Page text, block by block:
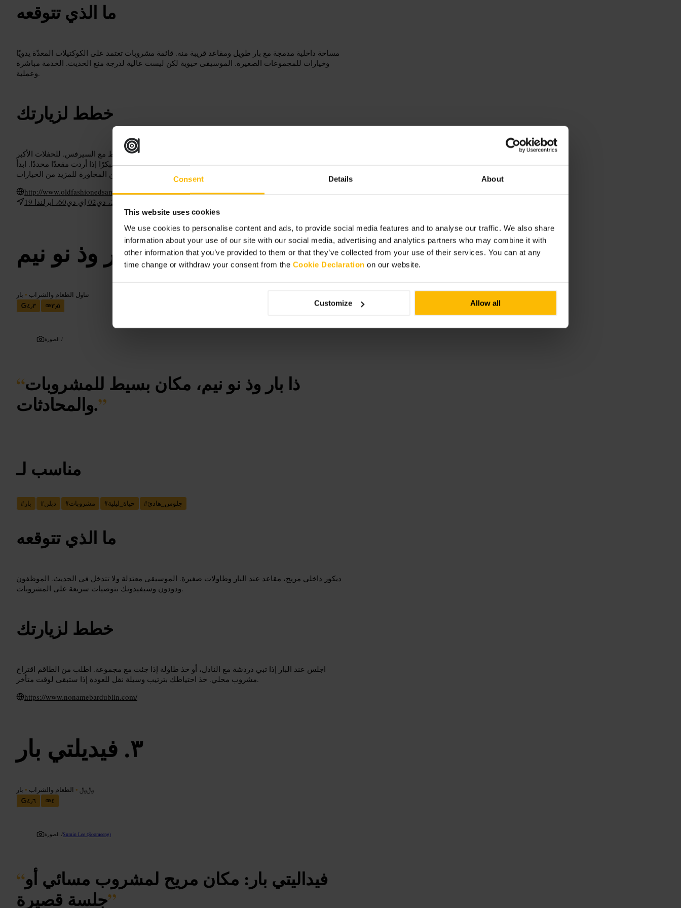
Consent Details About
This website uses cookies
We use cookies to personalise content and ads, to provide social media features and to analyse our traffic. We also share
information about your use of our site with our social media, advertising and analytics partners who may combine it with
other information that you’ve provided to them or that they’ve collected from your use of their services. You can at any
time change or withdraw your consent from the Cookie Declaration on our website.
Customize Allow all
ما الذي تتوقعه
مساحة داخلية مدمجة مع بار طويل ومقاعد قريبة منه. قائمة مشروبات تعتمد على الكوكتيلات المعدّة يدويًا
وخيارات للمجموعات الصغيرة. الموسيقى حيوية لكن ليست عالية لدرجة منع الحديث. الخدمة مباشرة
وعملية.
خطط لزيارتك
تعال مع مجموعة صغيرة أو بمفردك، استهدف المقاعد قرب البار للانخراط مع السيرفس. للحفلات الأكبر
اطلب مكان مسبقًا إن أمكن. ارتدِ ملابس كاجوال ذكية، وخطط للوصول مبكرًا إذا أردت مقعدًا محددًا. ابدأ
http://www.oldfashionedsams.ie/
ذا بار وذ نو نيم
تناول الطعام والشراب • بار
٤٫٣
٣٫٥
الصورة /
“ذا بار وذ نو نيم، مكان بسيط للمشروبات
والمحادثات.”
مناسب لـ
# بار #دبلن #مشروبات #حياة_ليلية #جلوس_هادئ
ما الذي تتوقعه
ديكور داخلي مريح، مقاعد عند البار وطاولات صغيرة. الموسيقى معتدلة ولا تتدخل في الحديث. الموظفون
ودودون وسيفيدونك بتوصيات سريعة على المشروبات.
خطط لزيارتك
اجلس عند البار إذا تبي دردشة مع النادل، أو خذ طاولة إذا جئت مع مجموعة. اطلب من الطاقم اقتراح
مشروب محلي. خذ احتياطك بترتيب وسيلة نقل للعودة إذا ستبقى لوقت متأخر.
https://www.nonamebardublin.com/
فيديلتي بار
﷼﷼ • الطعام والشراب • بار
٤٫٦
٤
الصورة /Sumin Lee (Soomeeng)
“فيداليتي بار: مكان مريح لمشروب مسائي أو
جلسة قصيرة”